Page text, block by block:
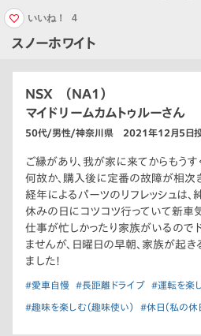
スノーホワイト
いいね！ 4
NSX （NA1）
マイドリームカムトゥルーさん
50代/男性/神奈川県 2021年12月5日
ご縁があり、我が家に来てからもうす
何故か、購入後に定番の故障が相次
経年によるパーツのリフレッシュは、
休みの日にコツコツ行っていて新車
仕事が忙しかったり家族がいるので
ませんが、日曜日の早朝、家族が起
ました!
#愛車自慢 #長距離ドライブ #運転を楽
#趣味を楽しむ（趣味使い） #休日（私の休